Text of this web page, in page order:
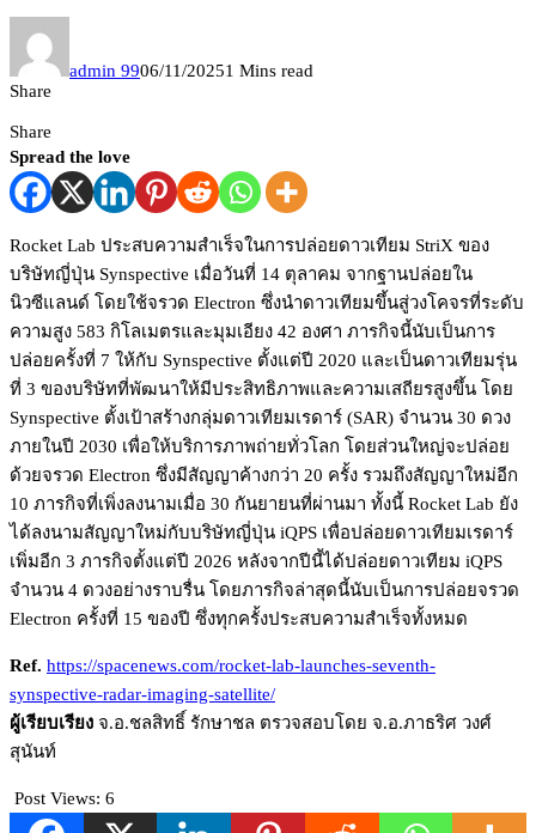
admin 9906/11/20251 Mins read
Share
Share
Spread the love
Rocket Lab ประสบความสำเร็จในการปล่อยดาวเทียม StriX ของ
บริษัทญี่ปุ่น Synspective เมื่อวันที่ 14 ตุลาคม จากฐานปล่อยใน
นิวซีแลนด์ โดยใช้จรวด Electron ซึ่งนำดาวเทียมขึ้นสู่วงโคจรที่ระดับ
ความสูง 583 กิโลเมตรและมุมเอียง 42 องศา ภารกิจนี้นับเป็นการ
ปล่อยครั้งที่ 7 ให้กับ Synspective ตั้งแต่ปี 2020 และเป็นดาวเทียมรุ่น
ที่ 3 ของบริษัทที่พัฒนาให้มีประสิทธิภาพและความเสถียรสูงขึ้น โดย
Synspective ตั้งเป้าสร้างกลุ่มดาวเทียมเรดาร์ (SAR) จำนวน 30 ดวง
ภายในปี 2030 เพื่อให้บริการภาพถ่ายทั่วโลก โดยส่วนใหญ่จะปล่อย
ด้วยจรวด Electron ซึ่งมีสัญญาค้างกว่า 20 ครั้ง รวมถึงสัญญาใหม่อีก
10 ภารกิจที่เพิ่งลงนามเมื่อ 30 กันยายนที่ผ่านมา ทั้งนี้ Rocket Lab ยัง
ได้ลงนามสัญญาใหม่กับบริษัทญี่ปุ่น iQPS เพื่อปล่อยดาวเทียมเรดาร์
เพิ่มอีก 3 ภารกิจตั้งแต่ปี 2026 หลังจากปีนี้ได้ปล่อยดาวเทียม iQPS
จำนวน 4 ดวงอย่างราบรื่น โดยภารกิจล่าสุดนี้นับเป็นการปล่อยจรวด
Electron ครั้งที่ 15 ของปี ซึ่งทุกครั้งประสบความสำเร็จทั้งหมด
Ref. https://spacenews.com/rocket-lab-launches-seventh-
synspective-radar-imaging-satellite/
ผู้เรียบเรียง จ.อ.ชลสิทธิ์ รักษาชล ตรวจสอบโดย จ.อ.ภาธริศ วงศ์
สุนันท์
Post Views: 6